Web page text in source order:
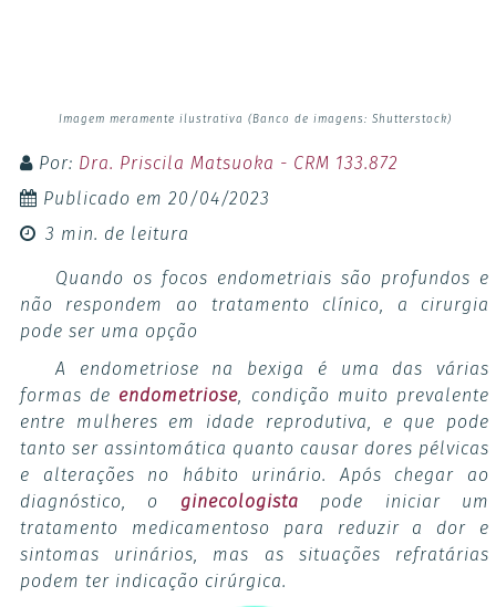
Imagem meramente ilustrativa (Banco de imagens: Shutterstock)
Por: Dra. Priscila Matsuoka - CRM 133.872
Publicado em 20/04/2023
3 min. de leitura
Quando os focos endometriais são profundos e
não respondem ao tratamento clínico, a cirurgia
pode ser uma opção
A endometriose na bexiga é uma das várias
formas de endometriose, condição muito prevalente
entre mulheres em idade reprodutiva, e que pode
tanto ser assintomática quanto causar dores pélvicas
e alterações no hábito urinário. Após chegar ao
diagnóstico, o ginecologista pode iniciar um
tratamento medicamentoso para reduzir a dor e
sintomas urinários, mas as situações refratárias
podem ter indicação cirúrgica.